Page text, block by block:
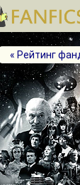
« Рейтинг